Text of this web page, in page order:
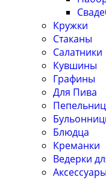
Кружки
Стаканы
Салатники
Кувшины
Графины
Для Пива
Блюдца
Креманки
Ведерки
Аксессуары